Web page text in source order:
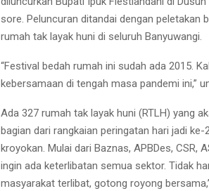
sore. Peluncuran ditandai dengan peletakan
rumah tak layak huni di seluruh Banyuwangi.
“Festival bedah rumah ini sudah ada 2015.
kebersamaan di tengah masa pandemi ini,”
Ada 327 rumah tak layak huni (RTLH) yang
bagian dari rangkaian peringatan hari jadi
kroyokan. Mulai dari Baznas, APBDes, CSR,
ingin ada keterlibatan semua sektor. Tidak
masyarakat terlibat, gotong royong